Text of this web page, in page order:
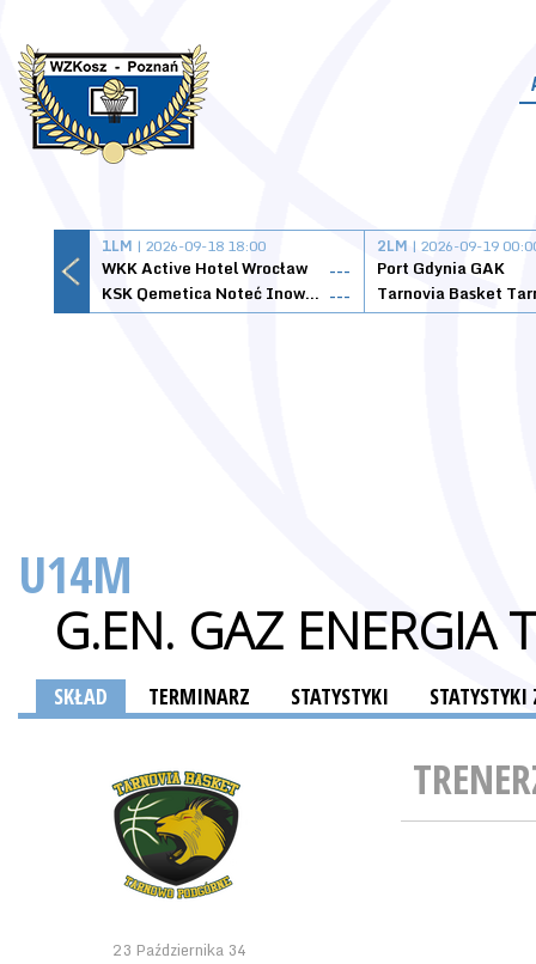
1LM | 2026-09-18 18:00
WKK Active Hotel Wrocław
---
KSK Qemetica Noteć Inowrocław ---
2LM | 2026-09-19
Port Gdynia GAK
U14M
G.EN. GAZ ENERGIA
SKŁAD TERMINARZ STATYSTYKI
23 Października 34